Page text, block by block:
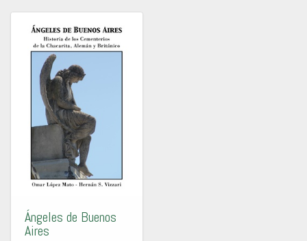
Ángeles de Buenos
Aires